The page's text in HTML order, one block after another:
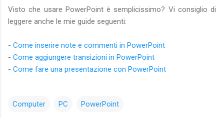
Visto che usare PowerPoint è semplicissimo? Vi consiglio di
leggere anche le mie guide seguenti:
- Come inserire note e commenti in PowerPoint
- Come aggiungere transizioni in PowerPoint
- Come fare una presentazione con PowerPoint
Computer PC PowerPoint